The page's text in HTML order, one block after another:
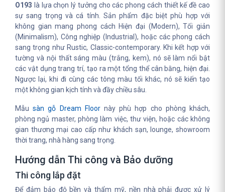
O193 là lựa chọn lý tưởng cho các phong cách thiết kế đề cao
sự sang trọng và cá tính. Sản phẩm đặc biệt phù hợp với
không gian mang phong cách Hiện đại (Modern), Tối giản
(Minimalism), Công nghiệp (Industrial), hoặc các phong cách
sang trọng như Rustic, Classic-contemporary. Khi kết hợp với
tường và nội thất sáng màu (trắng, kem), nó sẽ làm nổi bật
các vật dụng trang trí, tạo ra một tổng thể cân bằng, hiện đại.
Ngược lại, khi đi cùng các tông màu tối khác, nó sẽ kiến tạo
một không gian kịch tính và đầy chiều sâu.
Mẫusàn gỗ Dream Floornày phù hợp cho phòng khách,
phòng ngủ master, phòng làm việc, thư viện, hoặc các không
gian thương mại cao cấp như khách sạn, lounge, showroom
thời trang, nhà hàng sang trọng.
Hướng dẫn Thi công và Bảo dưỡng
Thi công lắp đặt
Để đảm bảo độ bền và thẩm mỹ, nền nhà phải được xử lý